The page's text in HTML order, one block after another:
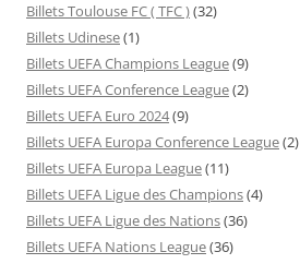
Billets Toulouse FC ( TFC )(32)
Billets Udinese(1)
Billets UEFA Champions League(9)
Billets UEFA Conference League(2)
Billets UEFA Euro 2024(9)
Billets UEFA Europa Conference League(2)
Billets UEFA Europa League(11)
Billets UEFA Ligue des Champions(4)
Billets UEFA Ligue des Nations(36)
Billets UEFA Nations League(36)